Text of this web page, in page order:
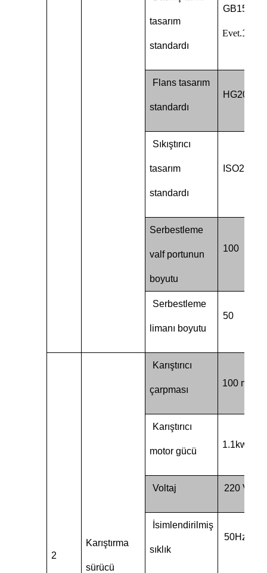
tasarım
standardı
GB150.1
Evet.
Flans tasarım
standardı
Sıkıştırıcı
tasarım
standardı
ISO2852
Serbestleme
valf portunun
boyutu
100
Serbestleme
limanı boyutu
50
2
Karıştırma
sürücü
Karıştırıcı
çarpması
100 mm
Karıştırıcı
motor gücü
1.1kw
Voltaj 220 V
İsimlendirilmiş
sıklık
50Hz